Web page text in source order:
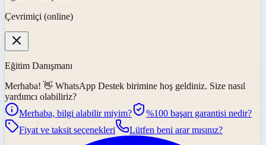
Çevrimiçi (online)
Eğitim Danışmanı
Merhaba! 👋 WhatsApp Destek birimine hoş geldiniz. Size nasıl
yardımcı olabiliriz?
Merhaba, bilgi alabilir miyim?
%100 başarı garantisi nedir?
Fiyat ve taksit seçenekleri
Lütfen beni arar mısınız?